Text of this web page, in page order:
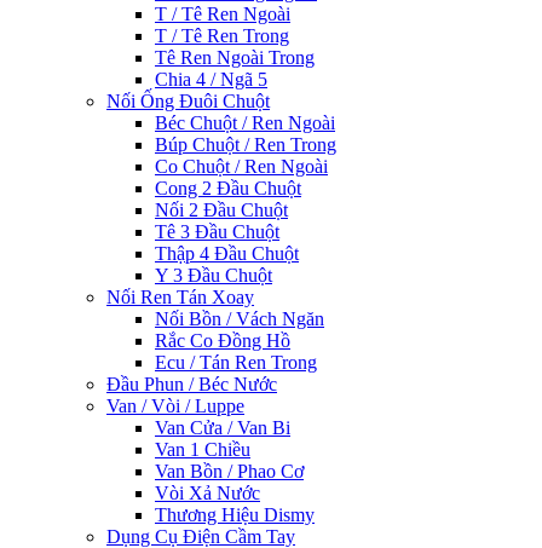
T / Tê Ren Ngoài
T / Tê Ren Trong
Tê Ren Ngoài Trong
Chia 4 / Ngã 5
Nối Ống Đuôi Chuột
Béc Chuột / Ren Ngoài
Búp Chuột / Ren Trong
Co Chuột / Ren Ngoài
Cong 2 Đầu Chuột
Nối 2 Đầu Chuột
Tê 3 Đầu Chuột
Thập 4 Đầu Chuột
Y 3 Đầu Chuột
Nối Ren Tán Xoay
Nối Bồn / Vách Ngăn
Rắc Co Đồng Hồ
Ecu / Tán Ren Trong
Đầu Phun / Béc Nước
Van / Vòi / Luppe
Van Cửa / Van Bi
Van 1 Chiều
Van Bồn / Phao Cơ
Vòi Xả Nước
Thương Hiệu Dismy
Dụng Cụ Điện Cầm Tay